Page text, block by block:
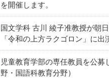
を開催します。
国文学科 古川 綾子准教授が朝
「令和の上方ラクゴロン」に出
児童教育学部の専任教員を公募
野・国語科教育分野）